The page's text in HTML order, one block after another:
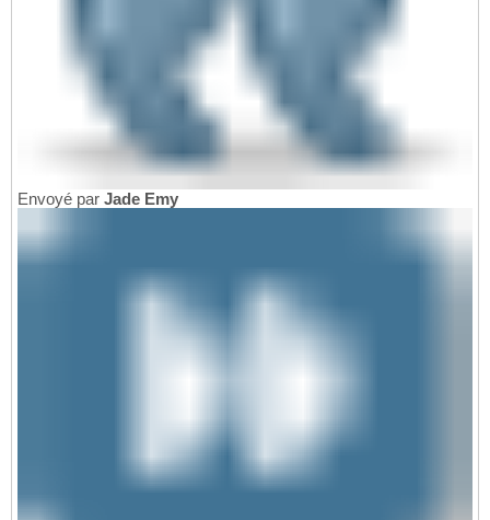
Envoyé par Jade Emy